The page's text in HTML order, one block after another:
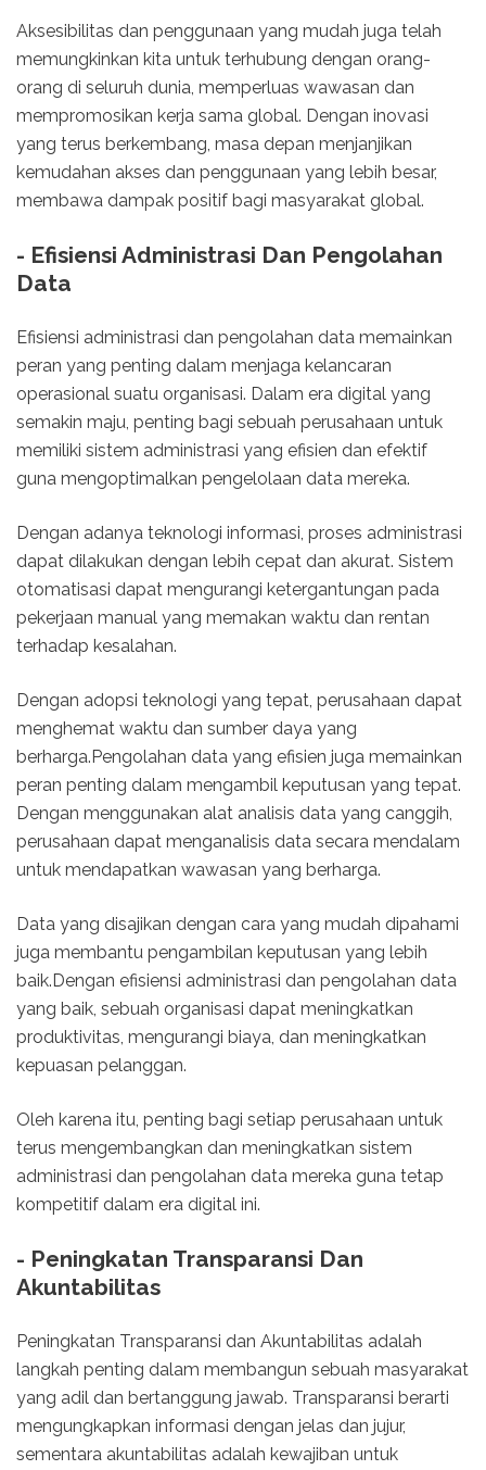
Aksesibilitas dan penggunaan yang mudah juga telah
memungkinkan kita untuk terhubung dengan orang-
orang di seluruh dunia, memperluas wawasan dan
mempromosikan kerja sama global. Dengan inovasi
yang terus berkembang, masa depan menjanjikan
kemudahan akses dan penggunaan yang lebih besar,
membawa dampak positif bagi masyarakat global.
- Efisiensi Administrasi Dan Pengolahan
Data
Efisiensi administrasi dan pengolahan data memainkan
peran yang penting dalam menjaga kelancaran
operasional suatu organisasi. Dalam era digital yang
semakin maju, penting bagi sebuah perusahaan untuk
memiliki sistem administrasi yang efisien dan efektif
guna mengoptimalkan pengelolaan data mereka.
Dengan adanya teknologi informasi, proses administrasi
dapat dilakukan dengan lebih cepat dan akurat. Sistem
otomatisasi dapat mengurangi ketergantungan pada
pekerjaan manual yang memakan waktu dan rentan
terhadap kesalahan.
Dengan adopsi teknologi yang tepat, perusahaan dapat
menghemat waktu dan sumber daya yang
berharga.Pengolahan data yang efisien juga memainkan
peran penting dalam mengambil keputusan yang tepat.
Dengan menggunakan alat analisis data yang canggih,
perusahaan dapat menganalisis data secara mendalam
untuk mendapatkan wawasan yang berharga.
Data yang disajikan dengan cara yang mudah dipahami
juga membantu pengambilan keputusan yang lebih
baik.Dengan efisiensi administrasi dan pengolahan data
yang baik, sebuah organisasi dapat meningkatkan
produktivitas, mengurangi biaya, dan meningkatkan
kepuasan pelanggan.
Oleh karena itu, penting bagi setiap perusahaan untuk
terus mengembangkan dan meningkatkan sistem
administrasi dan pengolahan data mereka guna tetap
kompetitif dalam era digital ini.
- Peningkatan Transparansi Dan
Akuntabilitas
Peningkatan Transparansi dan Akuntabilitas adalah
langkah penting dalam membangun sebuah masyarakat
yang adil dan bertanggung jawab. Transparansi berarti
mengungkapkan informasi dengan jelas dan jujur,
sementara akuntabilitas adalah kewajiban untuk